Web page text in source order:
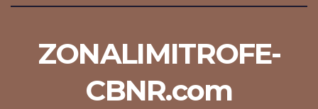
ZONALIMITROFE-
CBNR.com